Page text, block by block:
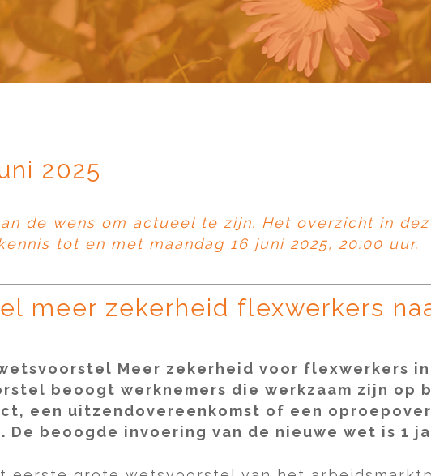
2025
de wens om actueel te zijn. Het overzicht in
tot en met maandag 16 juni 2025, 20:00 uur.
meer zekerheid flexwerkers
Meer zekerheid voor flexwerkers
beoogt werknemers die werkzaam zijn op
een uitzendovereenkomst of een
De beoogde invoering van de nieuwe wet is 1